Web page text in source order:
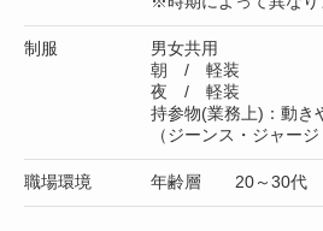
制服
男女共用
朝 / 軽装
夜 / 軽装
持参物(業務上)：動き
（ジーンス・ジャージ
職場環境 年齢層 20～30代